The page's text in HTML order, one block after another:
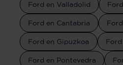
Ford en Valladolid
Ford en Cantabria
Ford en Gipuzkoa
Ford en Pontevedra